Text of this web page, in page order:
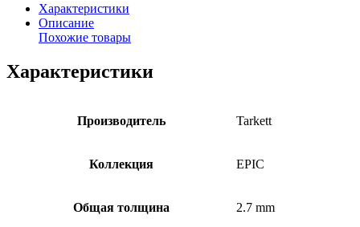
Характеристики
Описание
Похожие товары
Характеристики
Производитель Tarkett
Коллекция EPIC
Общая толщина 2.7 mm